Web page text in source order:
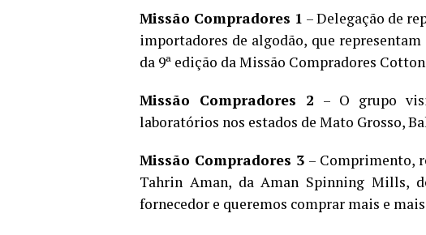
Missão Compradores 1 – Delegação de
importadores de algodão, que
da 9ª edição da Missão Compradores
Missão Compradores 2 – O grupo
laboratórios nos estados de Mato Grosso,
Missão Compradores 3 – Comprimento,
Tahrin Aman, da Aman Spinning Mills,
fornecedor e queremos comprar mais e